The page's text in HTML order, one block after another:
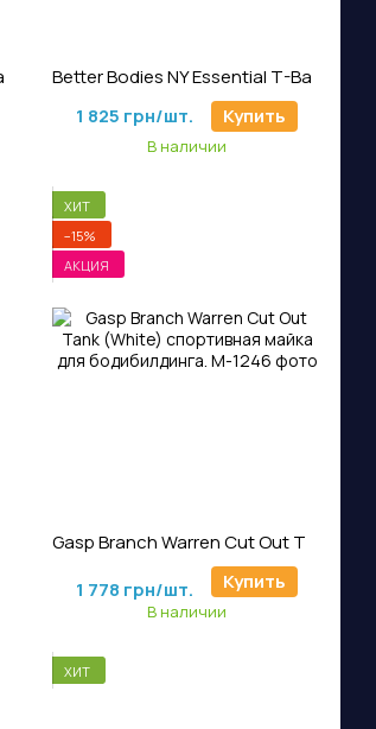
1 825 грн/шт.
Купить
В наличии
ХИТ
−15%
АКЦИЯ
Gasp Branch Warren Cut Out Tank (White) спортивная майка для бодибилдинга.
1 778 грн/шт. Купить
В наличии
ХИТ